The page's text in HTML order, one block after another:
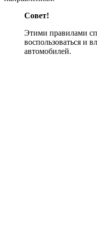
Совет!
Этими правилами
воспользоваться и
автомобилей.